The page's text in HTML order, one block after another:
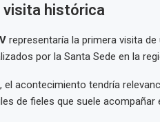
visita histórica
representaría la primera visita
por la Santa Sede en la
acontecimiento tendría
de fieles que suele acompañar